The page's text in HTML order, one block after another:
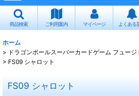
商品検索 ご利用案内 マイページ よくある
ホーム
> ドラゴンボールスーパーカードゲーム フュー
> FS09 シャロット
FS09 シャロット